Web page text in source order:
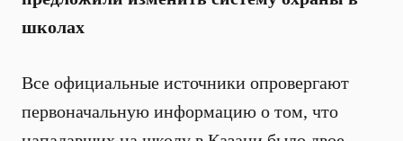
школах
Все официальные источники опровергают
первоначальную информацию о том, что